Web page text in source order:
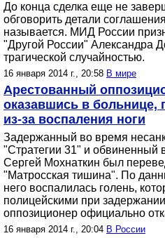
До конца сделка еще не
обговорить детали
называется. МИД России
"Другой России" Александра
трагической случайностью.
16 января 2014 г., 20:58 В мире
Арестованный
оказавшись в больнице,
из-за воспаления ноги
Задержанный во время
"Стратегии 31" и обвиненный
Сергей Мохнаткин был
"Матросская тишина". По
него воспалилась голень,
полицейскими при
оппозиционер официально
16 января 2014 г., 20:04 В России